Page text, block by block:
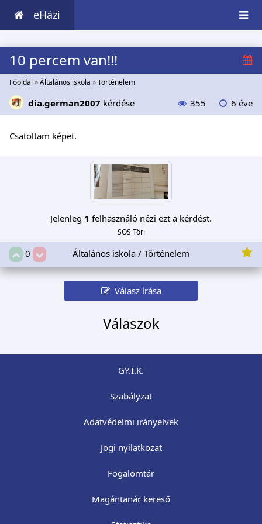
eHázi
10 percem van!!!
Főoldal »Általános iskola »Történelem
dia.german2007 kérdése 355 6 éve
Csatoltam képet.
Jelenleg 1 felhasználó nézi ezt a kérdést.
SOS Töri
0 Általános iskola / Történelem
Válasz írása
Válaszok
GY.I.K.
Szabályzat
Adatvédelmi irányelvek
Jogi nyilatkozat
Fogalomtár
Magántanár kereső